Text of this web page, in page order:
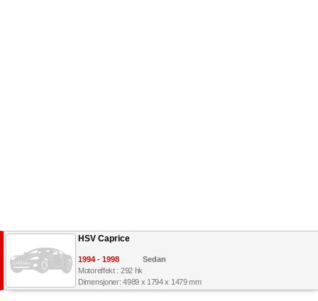
HSV Caprice
1994 - 1998
Sedan
Motoreffekt : 292 hk
Dimensjoner: 4989 x 1794 x 1479 mm